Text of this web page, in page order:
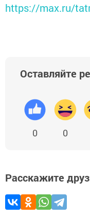
https://max.ru/
Оставляйте
0 0
Расскажите